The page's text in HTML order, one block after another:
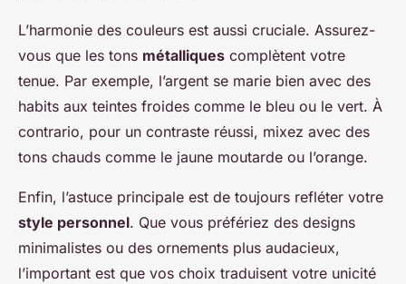
L’harmonie des couleurs est aussi cruciale. Assurez-
vous que les tons métalliques complètent votre
tenue. Par exemple, l’argent se marie bien avec des
habits aux teintes froides comme le bleu ou le vert. À
contrario, pour un contraste réussi, mixez avec des
tons chauds comme le jaune moutarde ou l’orange.
Enfin, l’astuce principale est de toujours refléter votre
style personnel. Que vous préfériez des designs
minimalistes ou des ornements plus audacieux,
l’important est que vos choix traduisent votre unicité